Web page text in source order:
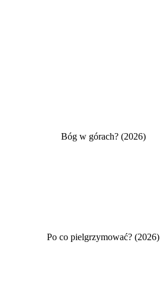
Bóg w górach? (2026)
Po co pielgrzymować? (2026)